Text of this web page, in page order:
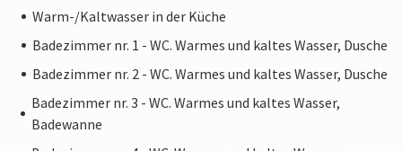
Warm-/Kaltwasser in der Küche
Badezimmer nr. 1 - WC. Warmes und kaltes Wasser, Dusche
Badezimmer nr. 2 - WC. Warmes und kaltes Wasser, Dusche
Badezimmer nr. 3 - WC. Warmes und kaltes Wasser,
Badewanne